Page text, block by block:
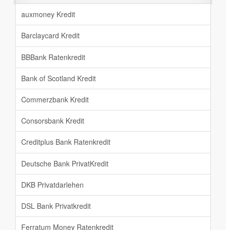
auxmoney Kredit
Barclaycard Kredit
BBBank Ratenkredit
Bank of Scotland Kredit
Commerzbank Kredit
Consorsbank Kredit
Creditplus Bank Ratenkredit
Deutsche Bank PrivatKredit
DKB Privatdarlehen
DSL Bank Privatkredit
Ferratum Money Ratenkredit